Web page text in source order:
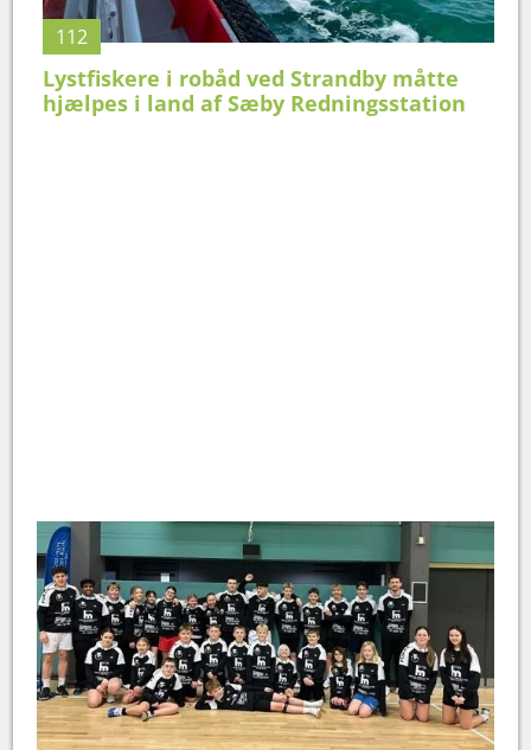
112
Lystfiskere i robåd ved Strandby måtte
hjælpes i land af Sæby Redningsstation